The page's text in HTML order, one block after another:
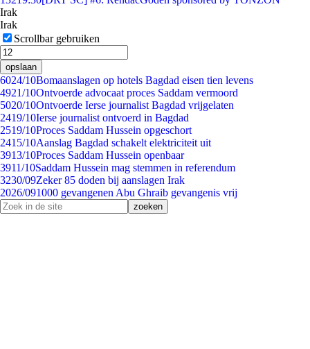
Irak
Irak
Scrollbar gebruiken
opslaan
6024/10Bomaanslagen op hotels Bagdad eisen tien levens
4921/10Ontvoerde advocaat proces Saddam vermoord
5020/10Ontvoerde Ierse journalist Bagdad vrijgelaten
2419/10Ierse journalist ontvoerd in Bagdad
2519/10Proces Saddam Hussein opgeschort
2415/10Aanslag Bagdad schakelt elektriciteit uit
3913/10Proces Saddam Hussein openbaar
3911/10Saddam Hussein mag stemmen in referendum
3230/09Zeker 85 doden bij aanslagen Irak
2026/091000 gevangenen Abu Ghraib gevangenis vrij